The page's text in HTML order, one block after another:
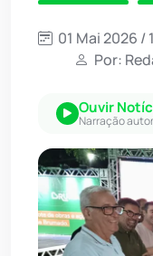
01 Mai 2026 /
Por:
Ouvir
Narração